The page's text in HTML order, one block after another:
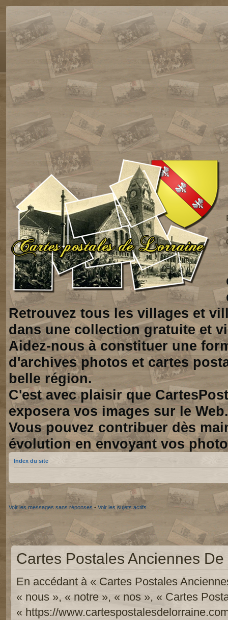
Retrouvez tous les villages et
dans une collection gratuite et
Aidez-nous à constituer une
d'archives photos et cartes
belle région.
C'est avec plaisir que
exposera vos images sur le Web.
Vous pouvez contribuer dès
évolution en envoyant vos
Index du site
Voir les messages sans réponses • Voir les sujets actifs
Cartes Postales Anciennes
En accédant à « Cartes Postales
« nous », « notre », « nos », « Cartes
« https://